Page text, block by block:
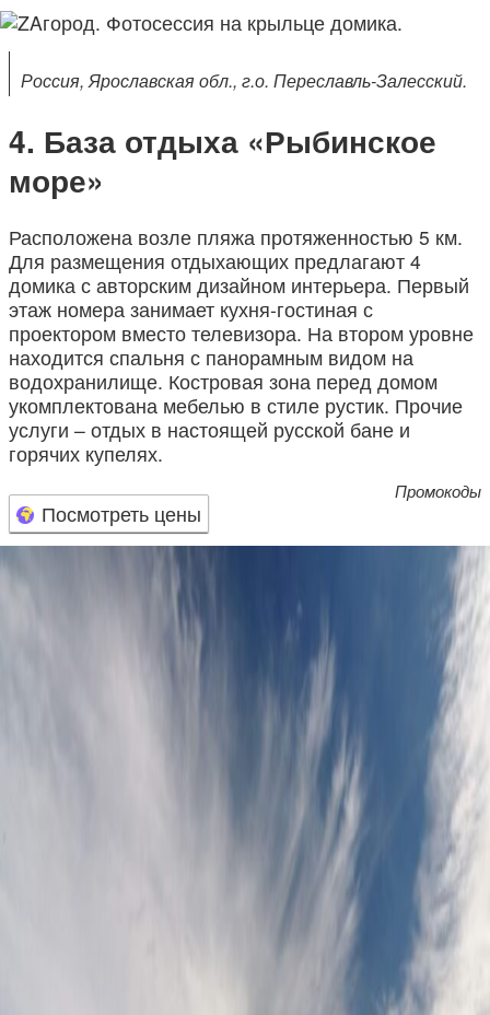
Россия, Ярославская обл., г.о. Переславль-Залесский.
База отдыха «Рыбинское
море»
Расположена возле пляжа протяженностью 5 км.
Для размещения отдыхающих предлагают 4
домика с авторским дизайном интерьера. Первый
этаж номера занимает кухня-гостиная с
проектором вместо телевизора. На втором уровне
находится спальня с панорамным видом на
водохранилище. Костровая зона перед домом
укомплектована мебелью в стиле рустик. Прочие
услуги – отдых в настоящей русской бане и
горячих купелях.
Посмотреть цены
Промокоды